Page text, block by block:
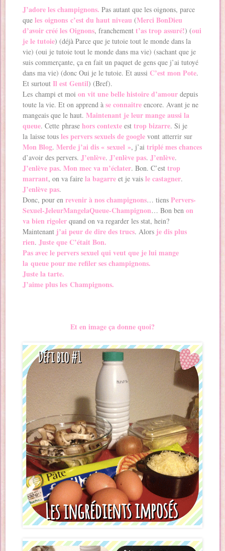
J’adore les champignons. Pas autant que les oignons, parce
que les oignons c’est du haut niveau (Merci BonDieu
d’avoir créé les Oignons, franchementt’as trop assuré!) (oui
je le tutoie) (déjà Parce que je tutoie tout le monde dans la
vie) (oui je tutoie tout le monde dans ma vie) (sachant que je
suis commerçante, ça en fait un paquet de gens que j’ai tutoyé
dans ma vie) (donc Oui je le tutoie. Et aussiC’est mon Pote.
Et surtoutIl est Gentil) (Bref).
Les champi et moion vit une belle histoire d’amour depuis
toute la vie. Et on apprend àse connaitre encore. Avant je ne
mangeais que le haut.Maintenant je leur mange aussi la
queue. Cette phrasehors contexte esttrop bizarre. Si je
la laisse tousles pervers sexuels de google vont atterrir sur
Mon Blog.Merde j’ai dis « sexuel », j’aitriplé mes chances
d’avoir des pervers. J’enlève. J’enlève pas.J’enlève.
J’enlève pas.Mon mec va m’éclater. Bon. C’esttrop
marrant, on va faire la bagarre et je vaisle castagner.
J’enlève pas.
Donc, pour enrevenir à nos champignons… tiensPervers-
Sexuel-JeleurMangelaQueue-Champignon… Bon benon
va bien rigoler quand on va regarder les stat, hein?
Maintenant j’ai peur de dire des trucs. Alors je dis plus
rien.Juste que C’était Bon.
Pas avec le pervers sexuel qui veut que je lui mange
la queue pour me refiler ses champignons.
Juste la tarte.
J’aime plus les Champignons.
Et en image ça donne quoi?